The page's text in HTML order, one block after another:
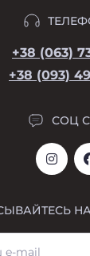
+38 (063)
+38 (093)
СОЦ